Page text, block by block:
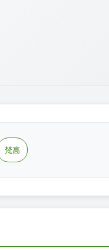
梵高